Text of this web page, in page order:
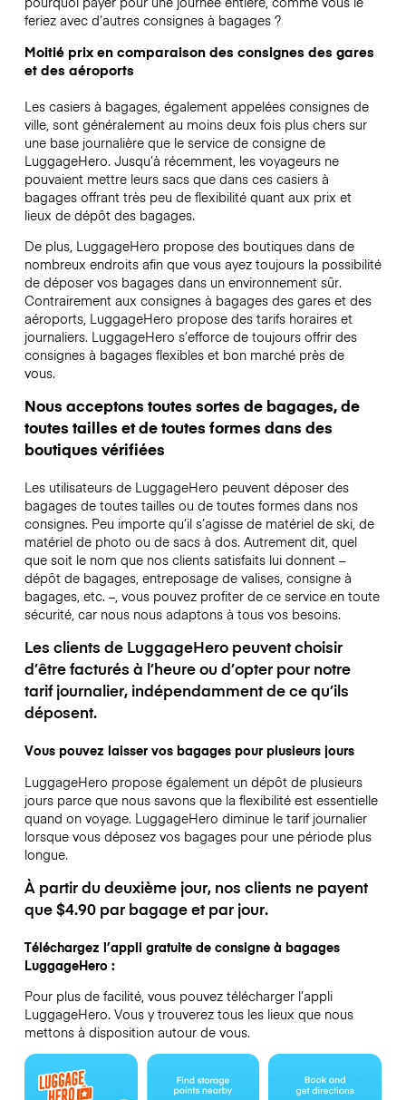
feriez avec d’autres consignes à bagages ?
Moitié prix en comparaison des consignes des gares
et des aéroports
Les casiers à bagages, également appelées consignes de
ville, sont généralement au moins deux fois plus chers sur
une base journalière que le service de consigne de
LuggageHero. Jusqu’à récemment, les voyageurs ne
pouvaient mettre leurs sacs que dans ces casiers à
bagages offrant très peu de flexibilité quant aux prix et
lieux de dépôt des bagages.
De plus, LuggageHero propose des boutiques dans de
nombreux endroits afin que vous ayez toujours la possibilité
de déposer vos bagages dans un environnement sûr.
Contrairement aux consignes à bagages des gares et des
aéroports, LuggageHero propose des tarifs horaires et
journaliers. LuggageHero s’efforce de toujours offrir des
consignes à bagages flexibles et bon marché près de
vous.
Nous acceptons toutes sortes de bagages, de
toutes tailles et de toutes formes dans des
boutiques vérifiées
Les utilisateurs de LuggageHero peuvent déposer des
bagages de toutes tailles ou de toutes formes dans nos
consignes. Peu importe qu’il s’agisse de matériel de ski, de
matériel de photo ou de sacs à dos. Autrement dit, quel
que soit le nom que nos clients satisfaits lui donnent –
dépôt de bagages, entreposage de valises, consigne à
bagages, etc. –, vous pouvez profiter de ce service en toute
sécurité, car nous nous adaptons à tous vos besoins.
Les clients de LuggageHero peuvent choisir
d’être facturés à l’heure ou d’opter pour notre
tarif journalier, indépendamment de ce qu’ils
déposent.
Vous pouvez laisser vos bagages pour plusieurs jours
LuggageHero propose également un dépôt de plusieurs
jours parce que nous savons que la flexibilité est essentielle
quand on voyage. LuggageHero diminue le tarif journalier
lorsque vous déposez vos bagages pour une période plus
longue.
À partir du deuxième jour, nos clients ne payent
que $4.90 par bagage et par jour.
Téléchargez l’appli gratuite de consigne à bagages
LuggageHero :
Pour plus de facilité, vous pouvez télécharger l’appli
LuggageHero. Vous y trouverez tous les lieux que nous
mettons à disposition autour de vous.